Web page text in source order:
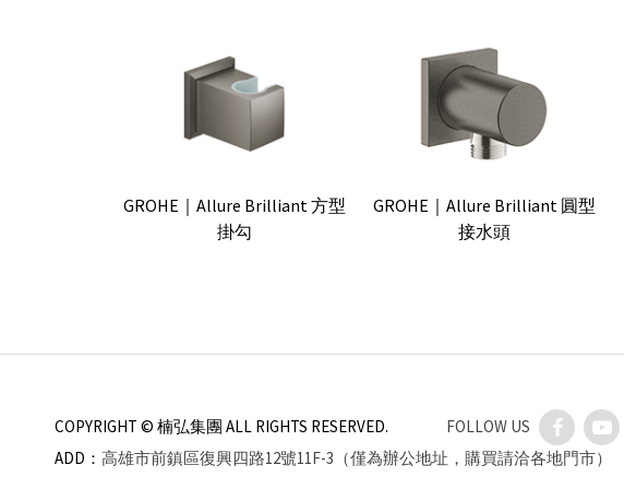
GROHE｜Allure Brilliant 方型
掛勾
GROHE｜Allure Brilliant 圓型
接水頭
COPYRIGHT © 楠弘集團 ALL RIGHTS RESERVED.
FOLLOW US
ADD： 高雄市前鎮區復興四路12號11F-3（僅為辦公地址，購買請洽各地門市）